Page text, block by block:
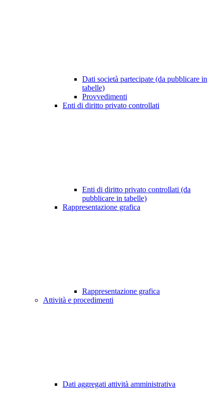
Dati società partecipate (da pubblicare in
tabelle)
Provvedimenti
Enti di diritto privato controllati
Enti di diritto privato controllati (da
pubblicare in tabelle)
Rappresentazione grafica
Rappresentazione grafica
Attività e procedimenti
Dati aggregati attività amministrativa